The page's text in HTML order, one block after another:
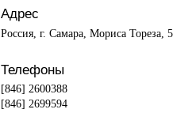
Адрес
Россия, г. Самара, Мориса Тореза,
Телефоны
[846] 2600388
[846] 2699594